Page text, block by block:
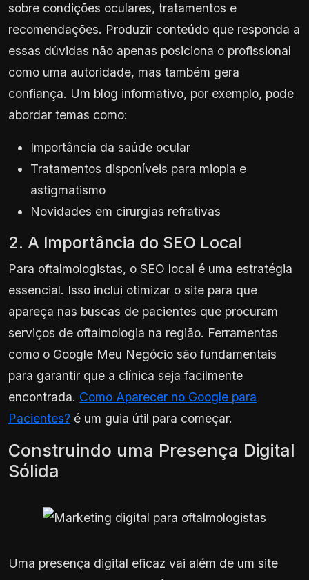
sobre condições oculares, tratamentos e
recomendações. Produzir conteúdo que responda a
essas dúvidas não apenas posiciona o profissional
como uma autoridade, mas também gera
confiança. Um blog informativo, por exemplo, pode
abordar temas como:
Importância da saúde ocular
Tratamentos disponíveis para miopia e
astigmatismo
Novidades em cirurgias refrativas
2. A Importância do SEO Local
Para oftalmologistas, o SEO local é uma estratégia
essencial. Isso inclui otimizar o site para que
apareça nas buscas de pacientes que procuram
serviços de oftalmologia na região. Ferramentas
como o Google Meu Negócio são fundamentais
para garantir que a clínica seja facilmente
encontrada. Como Aparecer no Google para
Pacientes? é um guia útil para começar.
Construindo uma Presença Digital
Sólida
Uma presença digital eficaz vai além de um site